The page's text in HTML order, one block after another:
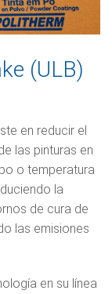
(ULB)
en reducir el
las pinturas en
o temperatura
la
de cura de
las emisiones
en su línea